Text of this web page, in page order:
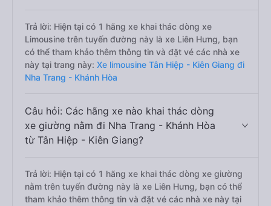
Trả lời: Hiện tại có 1 hãng xe khai thác dòng xe
Limousine trên tuyến đường này là xe Liên Hưng, bạn
có thể tham khảo thêm thông tin và đặt vé các nhà xe
này tại trang này: Xe limousine Tân Hiệp - Kiên Giang đi
Nha Trang - Khánh Hòa
Câu hỏi: Các hãng xe nào khai thác dòng
xe giường nằm đi Nha Trang - Khánh Hòa
từ Tân Hiệp - Kiên Giang?
Trả lời: Hiện tại có 1 hãng xe khai thác dòng xe giường
nằm trên tuyến đường này là xe Liên Hưng, bạn có thể
tham khảo thêm thông tin và đặt vé các nhà xe này tại